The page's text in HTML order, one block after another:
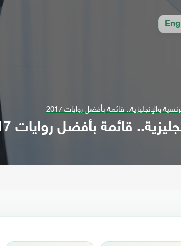
والإنجليزية.. قائمة بأفضل روايات 2017
قائمة بأفضل روايات 2017